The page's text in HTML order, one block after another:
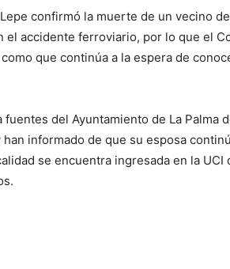
confirmó la muerte de un vecino
accidente ferroviario, por lo que el
que continúa a la espera de
del Ayuntamiento de La Palma
informado de que su esposa
se encuentra ingresada en la UCI